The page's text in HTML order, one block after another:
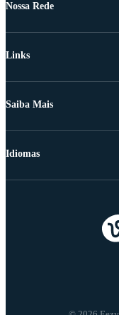
Nossa Rede
Links
Saiba Mais
Idiomas